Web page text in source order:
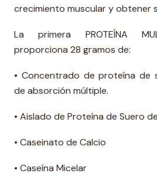
crecimiento muscular y obtener
La primera PROTEÍNA
proporciona 28 gramos de:
• Concentrado de proteína de
de absorción múltiple.
• Aislado de Proteína de Suero
• Caseinato de Calcio
• Caseína Micelar